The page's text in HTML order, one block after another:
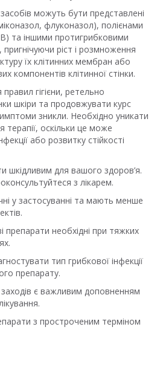
можуть бути представлені
флуконазол), полієнами
та іншими протигрибковими
ріст і розмноження
їх клітинних мембран або
компонентів клітинної стінки.
гігієни, ретельно
шкіри та продовжувати курс
зникли. Необхідно уникати
терапії, оскільки це може
або розвитку стійкості
шкідливим для вашого здоров’я.
з лікарем.
у застосуванні та мають менше
препарати необхідні при тяжких
тип грибкової інфекції
препарату.
заходів є важливим доповненням
з простроченим терміном